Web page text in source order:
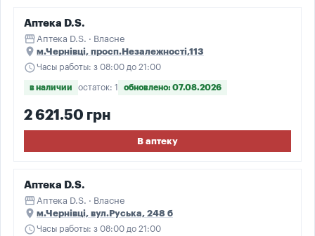
Аптека D.S.
storefront Аптека D.S. · Власне
place м.Чернівці, просп.Незалежності,113
scheduleЧасы работы: з 08:00 до 21:00
в наличии остаток: 1 обновлено: 07.08.2026
2 621.50 грн
В аптеку
Аптека D.S.
storefront Аптека D.S. · Власне
place м.Чернівці, вул.Руська, 248 б
scheduleЧасы работы: з 08:00 до 21:00